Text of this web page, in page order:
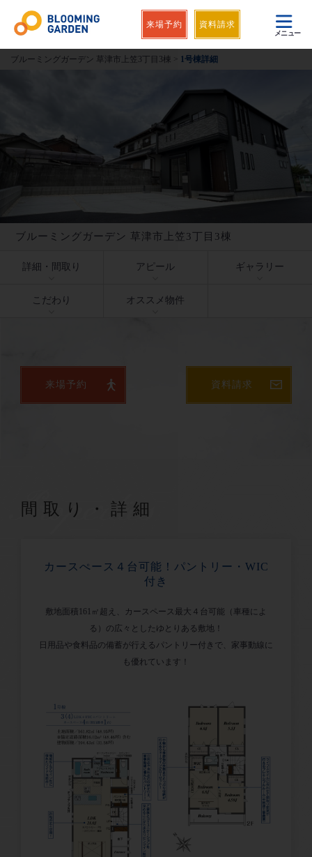
来場予約 資料請求
メニュー
ブルーミングガーデン 草津市上笠3丁目3棟 > 1号棟詳細
ブルーミングガーデン 草津市上笠3丁目3棟
詳細・間取り アピール ギャラリー
こだわり オススメ物件
来場予約 資料請求
間取り・詳細
カースぺース４台可能！パントリー・WIC
付き
敷地面積161㎡超え、カースペース最大４台可能（車種によ
る）の広々としたゆとりある敷地！
日用品や食料品の備蓄が行えるパントリー付きで、家事動線に
も優れています！